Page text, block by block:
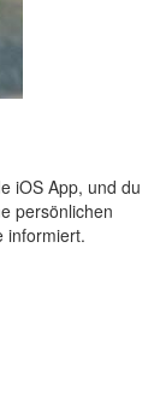
iOS App, und du
persönlichen
informiert.